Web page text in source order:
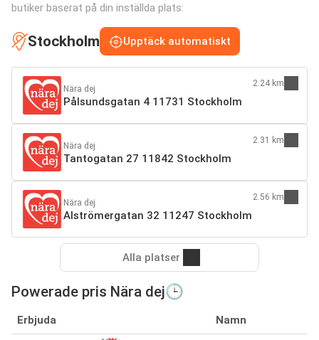
butiker baserat på din inställda plats:
Stockholm Upptäck automatiskt
Nära dej
Pålsundsgatan 4 11731 Stockholm
2.24 km
Nära dej
Tantogatan 27 11842 Stockholm
2.31 km
Nära dej
Alströmergatan 32 11247 Stockholm
2.56 km
Alla platser
Powerade pris Nära dej🕒
Erbjuda Namn